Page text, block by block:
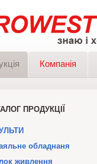
Компанія
ПРОДУКЦІЇ
обладнаня
живлення